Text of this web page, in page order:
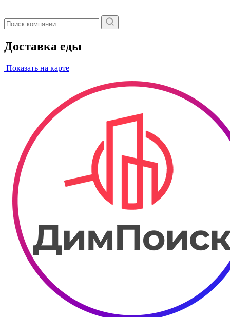
Доставка еды
Показать на карте